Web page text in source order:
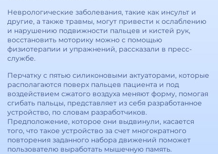
Неврологические заболевания, такие как инсульт и
другие, а также травмы, могут привести к ослаблению
и нарушению подвижности пальцев и кистей рук,
восстановить моторику можно с помощью
физиотерапии и упражнений, рассказали в пресс-
службе.
Перчатку с пятью силиконовыми актуаторами, которые
располагаются поверх пальцев пациента и под
воздействием сжатого воздуха меняют форму, помогая
сгибать пальцы, представляет из себя разработанное
устройство, по словам разработчиков.
Предположение, которое они выдвинули, касается
того, что такое устройство за счет многократного
повторения заданного набора движений поможет
пользователю выработать мышечную память.